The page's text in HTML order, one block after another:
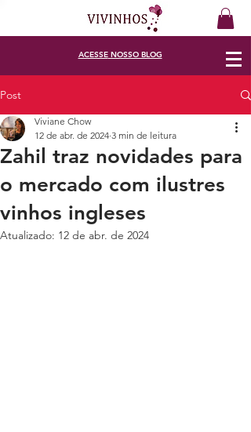
ACESSENOSSO BLOG
Post
Zahil traz novidades para
o mercado com ilustres
vinhos ingleses
Viviane Chow
12 de abr. de 2024 3 min de leitura
Atualizado: 12 de abr. de 2024